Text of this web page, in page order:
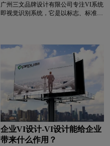
广州三文品牌设计有限公司专注VI系统
即视觉识别系统，它是以标志、标准
范等抽象概念转换为具体符号，塑造出
独特的企业形象。VI设计的基本要素系
统严格规定了标志图形标识、中英文字
体形、标准色彩、企业象征图案及其组
合形式，从根本上规范了企业的视觉基
本要素，基本要素系统是企业形象的核
心部分。
企业VI设计-VI设计能给企业
带来什么作用？